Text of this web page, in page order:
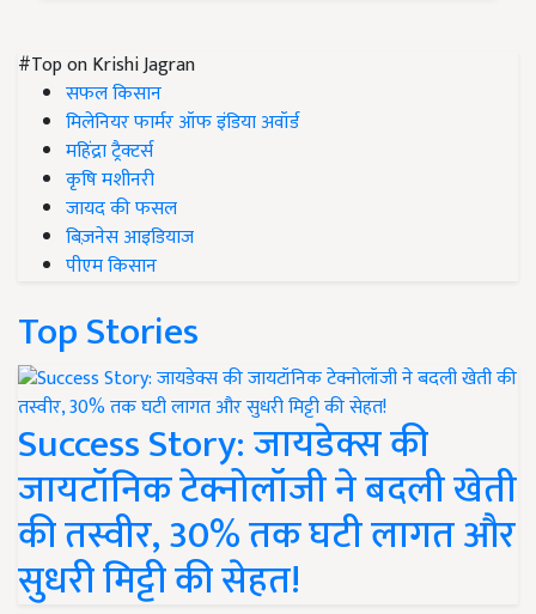
#Top on Krishi Jagran
सफल किसान
मिलेनियर फार्मर ऑफ इंडिया अवॉर्ड
महिंद्रा ट्रैक्टर्स
कृषि मशीनरी
जायद की फसल
बिज़नेस आइडियाज
पीएम किसान
Top Stories
Success Story: जायडेक्स की
जायटॉनिक टेक्नोलॉजी ने बदली खेती
की तस्वीर, 30% तक घटी लागत और
सुधरी मिट्टी की सेहत!